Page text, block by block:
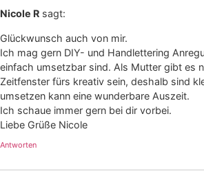
Nicole R sagt:
Glückwunsch auch von mir.
Ich mag gern DIY- und Handlettering
einfach umsetzbar sind. Als Mutter gibt es
Zeitfenster fürs kreativ sein, deshalb sind
umsetzen kann eine wunderbare Auszeit.
Ich schaue immer gern bei dir vorbei.
Liebe Grüße Nicole
Antworten